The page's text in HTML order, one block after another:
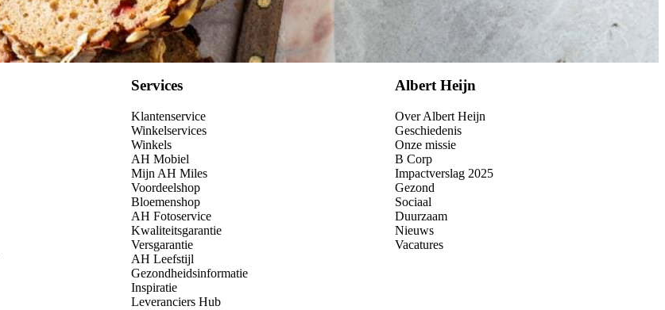
Services
Klantenservice
Winkelservices
Winkels
AH Mobiel
Mijn AH Miles
Voordeelshop
Bloemenshop
AH Fotoservice
Kwaliteitsgarantie
Versgarantie
AH Leefstijl
Gezondheidsinformatie
Inspiratie
Leveranciers Hub
Albert Heijn
Over Albert Heijn
Geschiedenis
Onze missie
B Corp
Impactverslag 2025
Gezond
Sociaal
Duurzaam
Nieuws
Vacatures